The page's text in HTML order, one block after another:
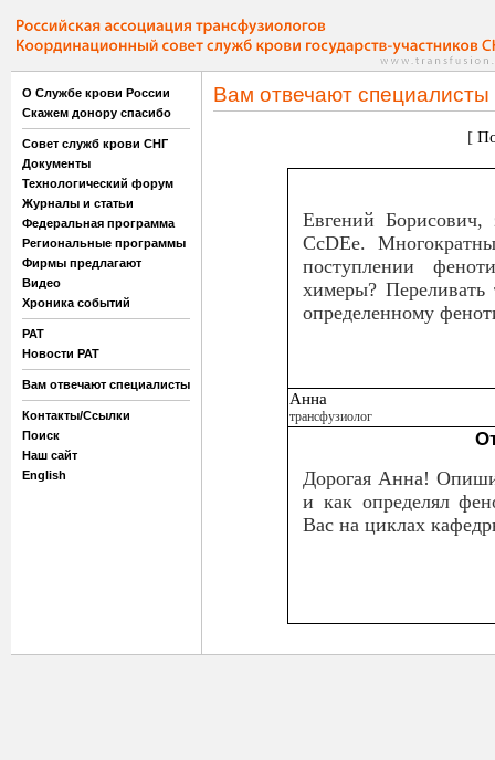
О Службе крови России
Скажем донору спасибо
Совет служб крови СНГ
Документы
Технологический форум
Журналы и статьи
Федеральная программа
Региональные программы
Фирмы предлагают
Видео
Хроника событий
РАТ
Новости РАТ
Вам отвечают специалисты
Контакты/Ссылки
Поиск
Наш сайт
English
Вам отвечают специалисты
[
Евгений Борисович,
СсDЕе.
поступлении
химеры?
определенному
Анна
трансфузиолог
Дорогая Анна!
и как определял
Вас на циклах